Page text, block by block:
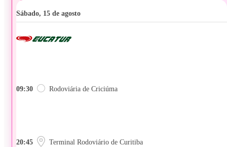
sábado, 15 de agosto
09:30 Rodoviária de Criciúma
20:45 Terminal Rodoviário de Curitiba